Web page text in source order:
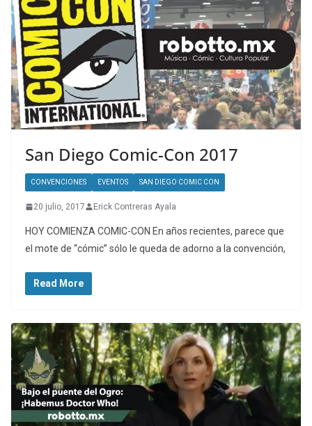
San Diego Comic-Con 2017
CONVENCIONES EVENTOS SAN DIEGO COMIC CON
20 julio, 2017 Erick Contreras Ayala
HOY COMIENZA COMIC-CON En años recientes, parece que
el mote de “cómic” sólo le queda de adorno a la convención,
Read More